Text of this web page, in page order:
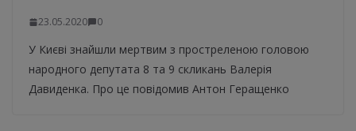
23.05.2020 0
У Києві знайшли мертвим з простреленою головою
народного депутата 8 та 9 скликань Валерія
Давиденка. Про це повідомив Антон Геращенко